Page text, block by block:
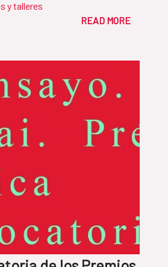
y talleres
READ MORE